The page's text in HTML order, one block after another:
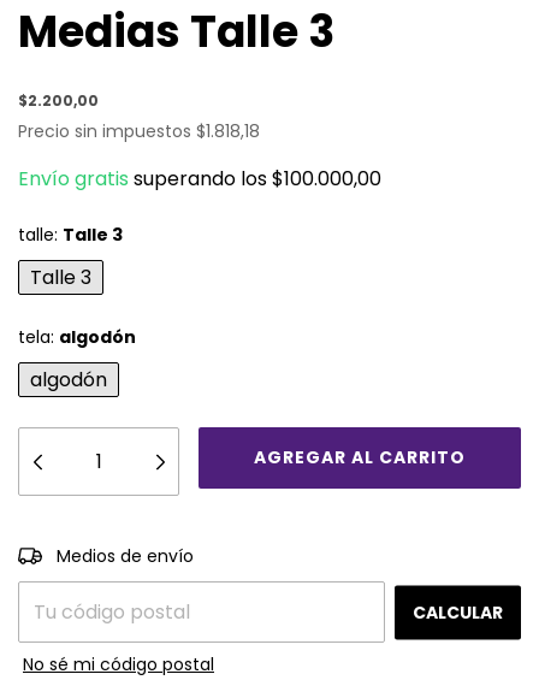
Medias Talle 3
$2.200,00
Precio sin impuestos $1.818,18
Envío gratis superando los$100.000,00
talle: Talle 3
Talle 3
tela: algodón
algodón
Entregas para el CP:
Medios de envío
CALCULAR
No sé mi código postal